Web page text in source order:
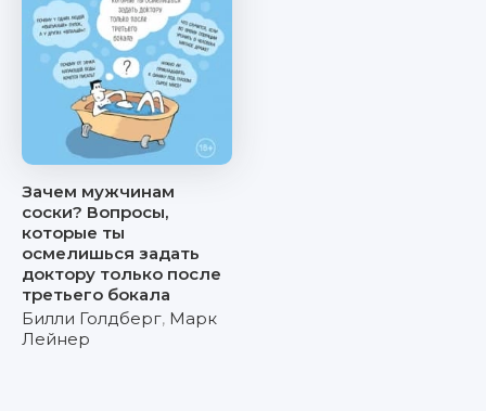
Зачем мужчинам
соски? Вопросы,
которые ты
осмелишься задать
доктору только после
третьего бокала
Билли Голдберг, Марк
Лейнер